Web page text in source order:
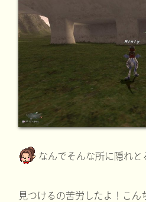
なんでそんな所に隠れと
見つけるの苦労したよ！こん